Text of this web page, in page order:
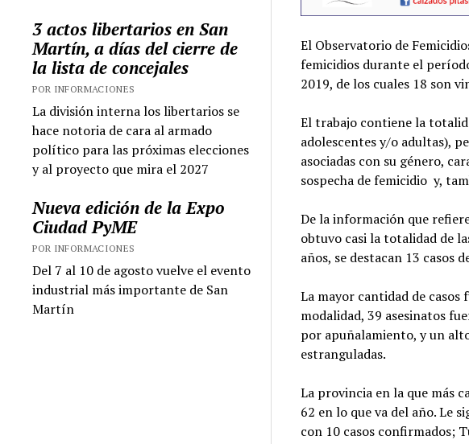
3 actos libertarios en San
Martín, a días del cierre de
la lista de concejales
POR INFORMACIONES
La división interna los libertarios se
hace notoria de cara al armado
político para las próximas elecciones
y al proyecto que mira el 2027
Nueva edición de la Expo
Ciudad PyME
POR INFORMACIONES
Del 7 al 10 de agosto vuelve el evento
industrial más importante de San
Martín
El Observatorio de
femicidios durante el
2019, de los cuales 18 son
El trabajo contiene la
adolescentes y/o adultas),
asociadas con su género,
sospecha de femicidio y,
De la información que
obtuvo casi la totalidad de
años, se destacan 13 casos
La mayor cantidad de
modalidad, 39 asesinatos
por apuñalamiento, y un
estranguladas.
La provincia en la que más
62 en lo que va del año. Le
con 10 casos confirmados;